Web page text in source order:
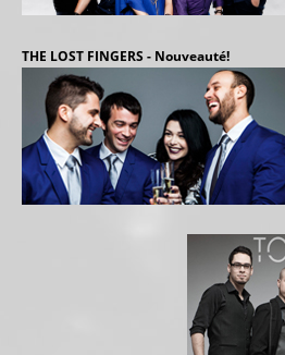
THE LOST FINGERS - Nouveauté!